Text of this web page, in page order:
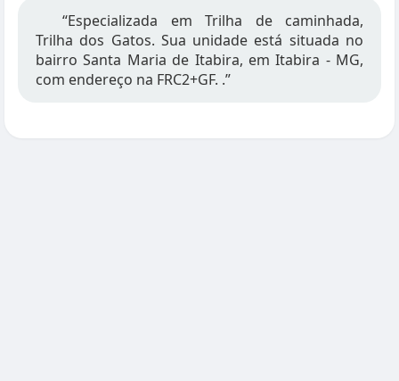
“Especializada em Trilha de caminhada,
Trilha dos Gatos. Sua unidade está situada no
bairro Santa Maria de Itabira, em Itabira - MG,
com endereço na FRC2+GF. .”